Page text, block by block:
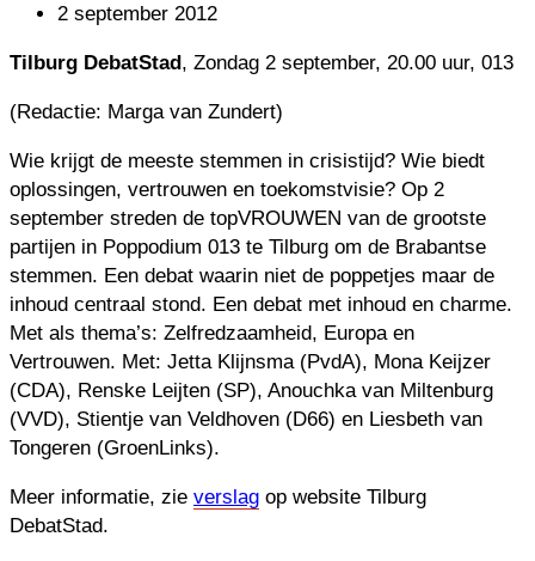
2 september 2012
Tilburg DebatStad, Zondag 2 september, 20.00 uur, 013
(Redactie: Marga van Zundert)
Wie krijgt de meeste stemmen in crisistijd? Wie biedt
oplossingen, vertrouwen en toekomstvisie? Op 2
september streden de topVROUWEN van de grootste
partijen in Poppodium 013 te Tilburg om de Brabantse
stemmen. Een debat waarin niet de poppetjes maar de
inhoud centraal stond. Een debat met inhoud en charme.
Met als thema’s: Zelfredzaamheid, Europa en
Vertrouwen. Met: Jetta Klijnsma (PvdA), Mona Keijzer
(CDA), Renske Leijten (SP), Anouchka van Miltenburg
(VVD), Stientje van Veldhoven (D66) en Liesbeth van
Tongeren (GroenLinks).
Meer informatie, zie verslag op website Tilburg
DebatStad.